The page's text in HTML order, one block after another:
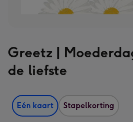
Greetz |
de liefste
Eén kaart Stapelkorting